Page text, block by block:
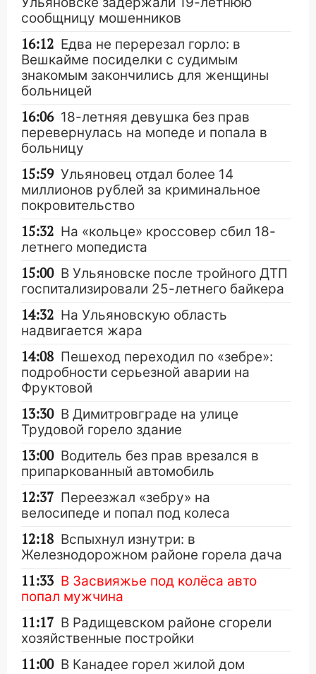
сообщницу мошенников
16:12 Едва не перерезал горло: в
Вешкайме посиделки с судимым
знакомым закончились для женщины
больницей
16:06 18-летняя девушка без прав
перевернулась на мопеде и попала в
больницу
15:59 Ульяновец отдал более 14
миллионов рублей за криминальное
покровительство
15:32 На «кольце» кроссовер сбил 18-
летнего мопедиста
15:00 В Ульяновске после тройного ДТП
госпитализировали 25-летнего байкера
14:32 На Ульяновскую область
надвигается жара
14:08 Пешеход переходил по «зебре»:
подробности серьезной аварии на
Фруктовой
13:30 В Димитровграде на улице
Трудовой горело здание
13:00 Водитель без прав врезался в
припаркованный автомобиль
12:37 Переезжал «зебру» на
велосипеде и попал под колеса
12:18 Вспыхнул изнутри: в
Железнодорожном районе горела дача
11:33 В Засвияжье под колёса авто
попал мужчина
11:17 В Радищевском районе сгорели
хозяйственные постройки
11:00 В Канадее горел жилой дом